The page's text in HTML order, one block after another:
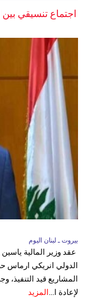
اجتماع تنسيقي بين
بيروت ـ لبنان اليوم
عقد وزير المالية
الدولي انريكي ارماس
لإعادة ا... المزيد